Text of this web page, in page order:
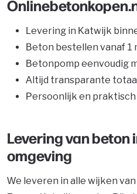
Levering in Katwijk
Beton bestellen vanaf 1
Betonpomp eenvoudig
Altijd transparante
Persoonlijk en praktisch
Levering van beton
omgeving
We leveren in alle wijken